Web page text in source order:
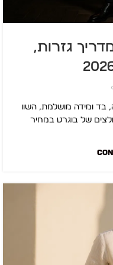
גזרות,
בד ומידה מושלמת, השוו
4 דגמים מומלצים של בוגרט במחיר